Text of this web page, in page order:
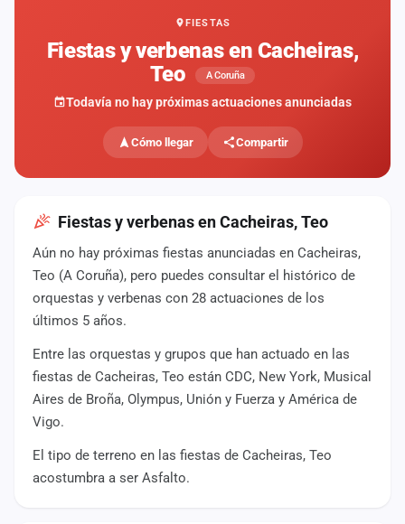
FIESTAS
Fiestas y verbenas en Cacheiras,
Teo
A Coruña
Todavía no hay próximas actuaciones anunciadas
Cómo llegar Compartir
Fiestas y verbenas en Cacheiras, Teo
Aún no hay próximas fiestas anunciadas en Cacheiras,
Teo (A Coruña), pero puedes consultar el histórico de
orquestas y verbenas con 28 actuaciones de los
últimos 5 años.
Entre las orquestas y grupos que han actuado en las
fiestas de Cacheiras, Teo están CDC, New York, Musical
Aires de Broña, Olympus, Unión y Fuerza y América de
Vigo.
El tipo de terreno en las fiestas de Cacheiras, Teo
acostumbra a ser Asfalto.
fiestas
Componentes
Agencias
Rankings
Vídeos
Anuncios
Iniciar
sesión
Crear
cuenta
Administración